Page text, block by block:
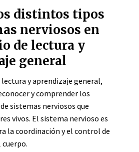
distintos tipos
nerviosos en
de lectura y
general
lectura y aprendizaje general,
y comprender los
sistemas nerviosos que
vivos. El sistema nervioso es
la coordinación y el control de
cuerpo.